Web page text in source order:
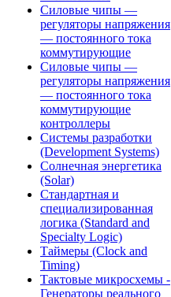
Силовые чипы —
регуляторы напряжения
— постоянного тока
коммутирующие
Силовые чипы —
регуляторы напряжения
— постоянного тока
коммутирующие
контроллеры
Системы разработки
(Development Systems)
Солнечная энергетика
(Solar)
Стандартная и
специализированная
логика (Standard and
Specialty Logic)
Таймеры (Clock and
Timing)
Тактовые микросхемы -
Генераторы реального